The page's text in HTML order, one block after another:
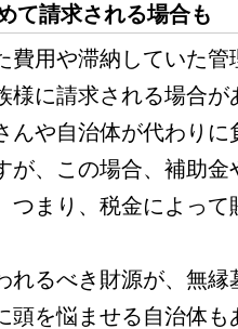
て請求される場合も
費用や滞納していた管
様に請求される場合が
んや自治体が代わりに
が、この場合、補助金
つまり、税金によって
れるべき財源が、無縁
頭を悩ませる自治体も